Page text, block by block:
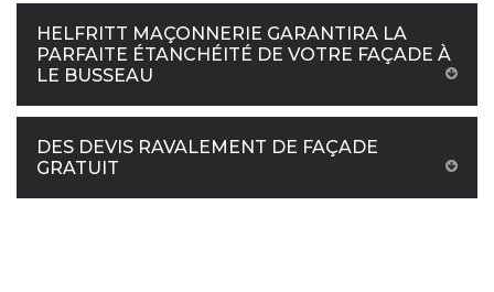
HELFRITT MAÇONNERIE GARANTIRA LA
PARFAITE ÉTANCHÉITÉ DE VOTRE FAÇADE À
LE BUSSEAU
DES DEVIS RAVALEMENT DE FAÇADE
GRATUIT